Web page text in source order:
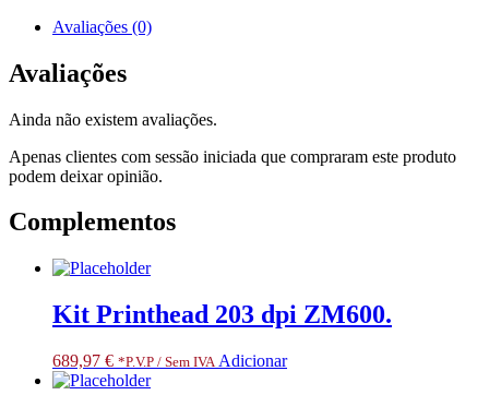
Avaliações (0)
Avaliações
Ainda não existem avaliações.
Apenas clientes com sessão iniciada que compraram este produto
podem deixar opinião.
Complementos
Kit Printhead 203 dpi ZM600.
689,97 € *P.V.P / Sem IVA Adicionar